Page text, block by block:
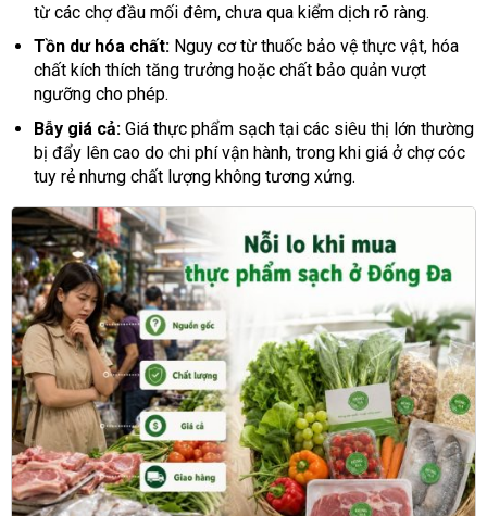
từ các chợ đầu mối đêm, chưa qua kiểm dịch rõ ràng.
Tồn dư hóa chất:Nguy cơ từ thuốc bảo vệ thực vật, hóa
chất kích thích tăng trưởng hoặc chất bảo quản vượt
ngưỡng cho phép.
Bẫy giá cả:Giá thực phẩm sạch tại các siêu thị lớn thường
bị đẩy lên cao do chi phí vận hành, trong khi giá ở chợ cóc
tuy rẻ nhưng chất lượng không tương xứng.